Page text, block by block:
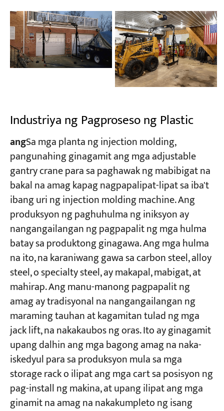
Industriya ng Pagproseso ng Plastic
ang​Sa mga planta ng injection molding,
pangunahing ginagamit ang mga adjustable
gantry crane para sa paghawak ng mabibigat na
bakal na amag kapag nagpapalipat-lipat sa iba't
ibang uri ng injection molding machine. Ang
produksyon ng paghuhulma ng iniksyon ay
nangangailangan ng pagpapalit ng mga hulma
batay sa produktong ginagawa. Ang mga hulma
na ito, na karaniwang gawa sa carbon steel, alloy
steel, o specialty steel, ay makapal, mabigat, at
mahirap. Ang manu-manong pagpapalit ng
amag ay tradisyonal na nangangailangan ng
maraming tauhan at kagamitan tulad ng mga
jack lift, na nakakaubos ng oras. Ito ay ginagamit
upang dalhin ang mga bagong amag na naka-
iskedyul para sa produksyon mula sa mga
storage rack o ilipat ang mga cart sa posisyon ng
pag-install ng makina, at upang ilipat ang mga
ginamit na amag na nakakumpleto ng isang